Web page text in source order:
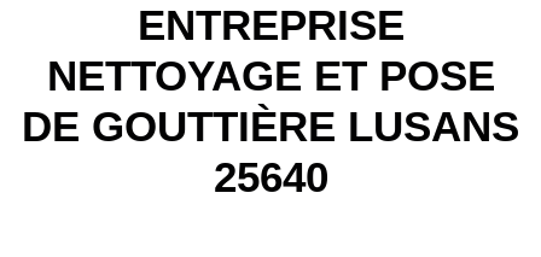
ENTREPRISE
NETTOYAGE ET POSE
DE GOUTTIÈRE LUSANS
25640